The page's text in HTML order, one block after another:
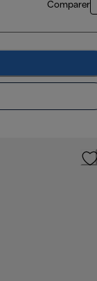
Comparer